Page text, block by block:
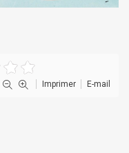
Imprimer E-mail